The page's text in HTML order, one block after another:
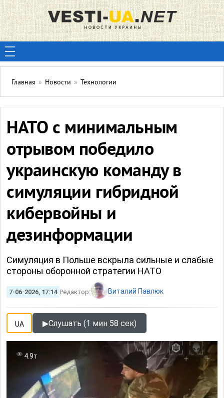
Главная » Новости » Технологии
НАТО с минимальным
отрывом победило
украинскую команду в
симуляции гибридной
кибервойны и
дезинформации
Симуляция в Польше вскрыла сильные и слабые
стороны оборонной стратегии НАТО
7-06-2026, 17:14 Редактор: Виталий Павлюк
UA ▶Слушать (1 мин 58 сек)
4.9т